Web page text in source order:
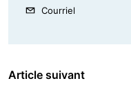
Courriel
Article suivant